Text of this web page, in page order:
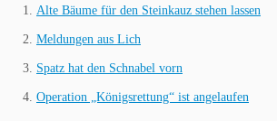
Alte Bäume für den Steinkauz stehen lassen
Meldungen aus Lich
Spatz hat den Schnabel vorn
Operation „Königsrettung“ ist angelaufen